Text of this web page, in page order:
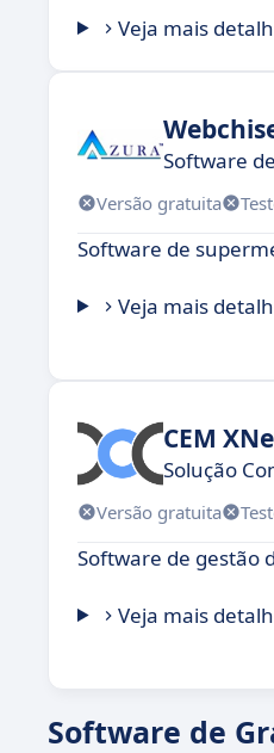
Veja mais
Software
Versão gratuita
Software de
Veja mais
CEM
Solução
Versão gratuita
Software de gestão
Veja mais
Software de